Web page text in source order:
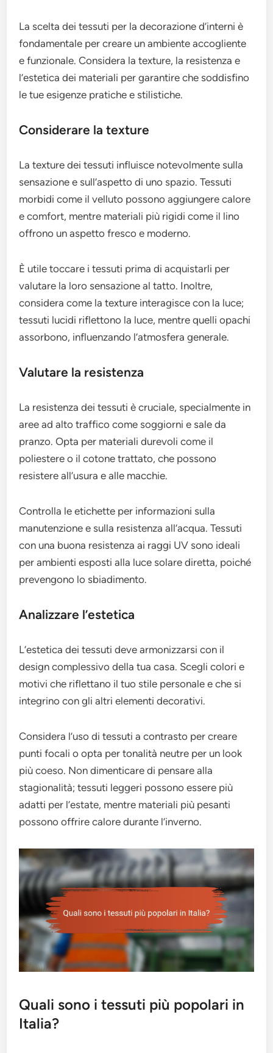
La scelta dei tessuti per la decorazione d’interni è
fondamentale per creare un ambiente accogliente
e funzionale. Considera la texture, la resistenza e
l’estetica dei materiali per garantire che soddisfino
le tue esigenze pratiche e stilistiche.
Considerare la texture
La texture dei tessuti influisce notevolmente sulla
sensazione e sull’aspetto di uno spazio. Tessuti
morbidi come il velluto possono aggiungere calore
e comfort, mentre materiali più rigidi come il lino
offrono un aspetto fresco e moderno.
È utile toccare i tessuti prima di acquistarli per
valutare la loro sensazione al tatto. Inoltre,
considera come la texture interagisce con la luce;
tessuti lucidi riflettono la luce, mentre quelli opachi
assorbono, influenzando l’atmosfera generale.
Valutare la resistenza
La resistenza dei tessuti è cruciale, specialmente in
aree ad alto traffico come soggiorni e sale da
pranzo. Opta per materiali durevoli come il
poliestere o il cotone trattato, che possono
resistere all’usura e alle macchie.
Controlla le etichette per informazioni sulla
manutenzione e sulla resistenza all’acqua. Tessuti
con una buona resistenza ai raggi UV sono ideali
per ambienti esposti alla luce solare diretta, poiché
prevengono lo sbiadimento.
Analizzare l’estetica
L’estetica dei tessuti deve armonizzarsi con il
design complessivo della tua casa. Scegli colori e
motivi che riflettano il tuo stile personale e che si
integrino con gli altri elementi decorativi.
Considera l’uso di tessuti a contrasto per creare
punti focali o opta per tonalità neutre per un look
più coeso. Non dimenticare di pensare alla
stagionalità; tessuti leggeri possono essere più
adatti per l’estate, mentre materiali più pesanti
possono offrire calore durante l’inverno.
Quali sono i tessuti più popolari in
Italia?